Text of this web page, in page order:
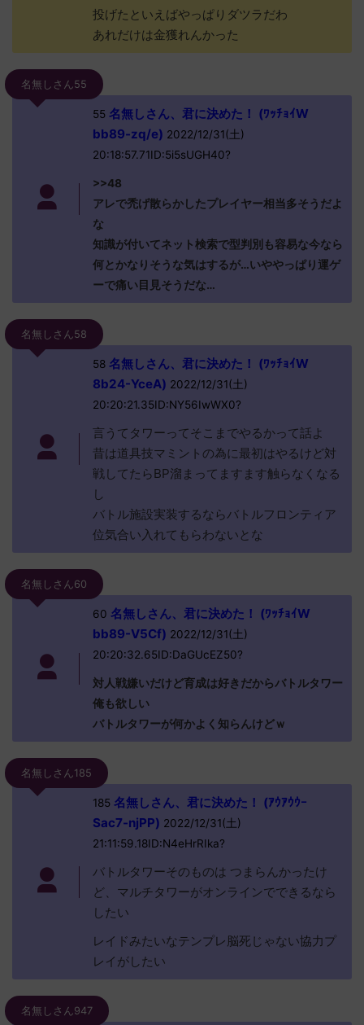
投げたといえばやっぱりダツラだわ
あれだけは金獲れんかった
名無しさん55
55名無しさん、君に決めた！ (ﾜｯﾁｮｲW
bb89-zq/e) 2022/12/31(土)
20:18:57.71ID:5i5sUGH40?
>>48
アレで禿げ散らかしたプレイヤー相当多そうだよ
な
知識が付いてネット検索で型判別も容易な今なら
何とかなりそうな気はするが…いややっぱり運ゲ
ーで痛い目見そうだな…
名無しさん58
58名無しさん、君に決めた！ (ﾜｯﾁｮｲW
8b24-YceA) 2022/12/31(土)
20:20:21.35ID:NY56IwWX0?
言うてタワーってそこまでやるかって話よ
昔は道具技マミントの為に最初はやるけど対
戦してたらBP溜まってますます触らなくなる
し
バトル施設実装するならバトルフロンティア
位気合い入れてもらわないとな
名無しさん60
60 名無しさん、君に決めた！ (ﾜｯﾁｮｲW
bb89-V5Cf) 2022/12/31(土)
20:20:32.65ID:DaGUcEZ50?
対人戦嫌いだけど育成は好きだからバトルタワー
俺も欲しい
バトルタワーが何かよく知らんけどｗ
名無しさん185
185名無しさん、君に決めた！ (ｱｳｱｳｳｰ
Sac7-njPP) 2022/12/31(土)
21:11:59.18ID:N4eHrRIka?
バトルタワーそのものは つまらんかったけ
ど、マルチタワーがオンラインでできるなら
したい
レイドみたいなテンプレ脳死じゃない協力プ
レイがしたい
名無しさん947